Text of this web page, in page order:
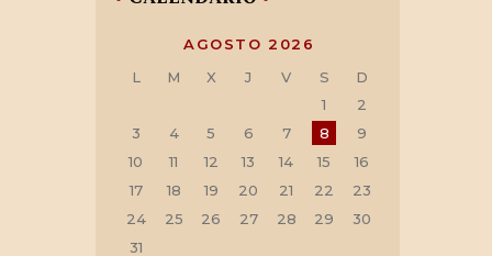
AGOSTO 2026
L
M X J V S
D
1
2
3
4 5 6 7 8
9
10
11 12 13 14 15
16
17
18 19 20 21 22
23
24
25 26 27 28 29
30
31